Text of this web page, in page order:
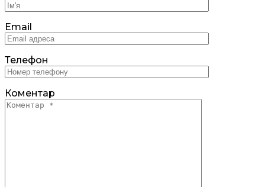
Email
Телефон
Коментар